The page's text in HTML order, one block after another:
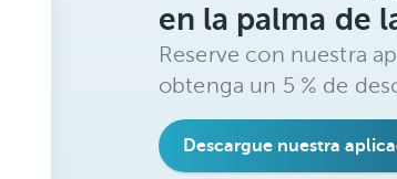
en la palma de
Reserve con nuestra
obtenga un 5 % de
Descargue nuestra